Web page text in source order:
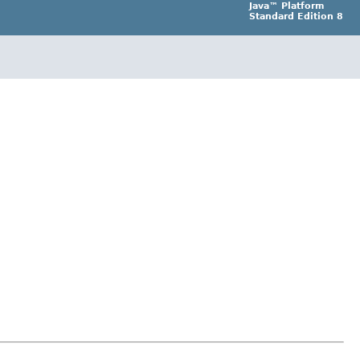
Java™ Platform
Standard Edition 8